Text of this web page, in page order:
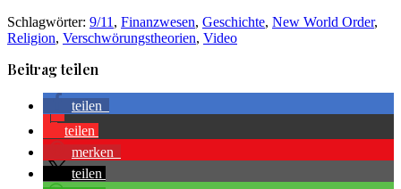
Schlagwörter: 9/11 , Finanzwesen, Geschichte, New World Order,
Religion, Verschwörungstheorien, Video
Beitrag teilen
teilen
teilen
merken
teilen